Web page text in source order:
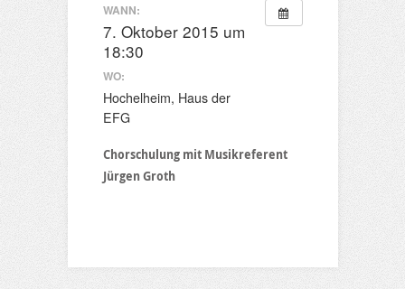
WANN:
7. Oktober 2015 um
18:30
WO:
Hochelheim, Haus der
EFG
Chorschulung mit Musikreferent
Jürgen Groth